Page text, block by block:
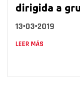
dirigida a
13•03•2019
LEER MÁS